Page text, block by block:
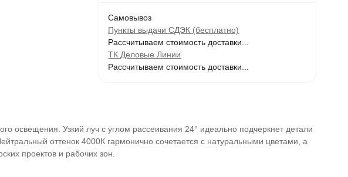
Самовывоз
Пункты выдачи СДЭК (бесплатно)
Рассчитываем стоимость доставки...
ТК Деловые Линии
Рассчитываем стоимость доставки...
освещения. Узкий луч с углом рассеивания 24° идеально подчеркнет детали
оттенок 4000К гармонично сочетается с натуральными цветами, а
проектов и рабочих зон.